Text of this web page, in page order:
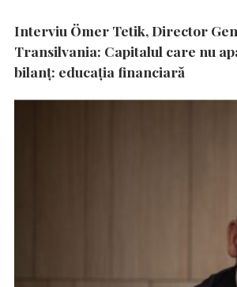
Interviu Ömer Tetik, Director
Transilvania: Capitalul care nu
bilanț: educația financiară